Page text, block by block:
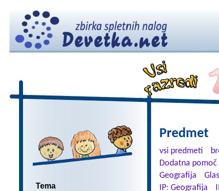
Tema
Predmet
vsi predmeti
Dodatna
Geografija
IP: Geografija